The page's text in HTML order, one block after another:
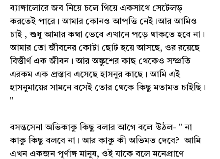
ব্যাঙ্গালোরে জব নিয়ে চলে গিয়ে একসাথে সেটেলড্
করতেই পারে। আমার কোনও আপত্তি নেই।আর আমিও
চাই , শুধু আমার কথা ভেবে এখানে পড়ে থাকতে হবে না।
আমার তো জীবনের কোটা ছোট হয়ে আসছে, ওর রয়েছে
বিস্তীর্ণ এক জীবন। আর অঙ্কুশের কাছ থেকেও সম্প্রতি
এরকম এক প্রস্তাব এসেছে হাসনুর কাছে। আমি এই
হাসনুমায়ের সামনে বসেই তোর থেকে কিছু মতামত চাইছি।
"
বসন্তসেনা অভিকাকু কিছু বলার আগে বলে উঠল- " না
কাকু কিছু বলবে না। আর কাকু কী অভিমত দেবে? আমি
এখন একজন পূর্ণাঙ্গ মানুষ, ওই যাকে বলে মনেপ্রাণে